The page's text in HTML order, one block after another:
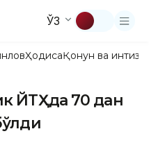
ЎЗ
ҲодисаҚонун ва
ЙТҲда 70 дан